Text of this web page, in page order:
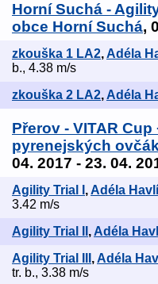
Horní Suchá -
obce Horní Suchá,
zkouška 1 LA2,Adéla
b., 4.38 m/s
zkouška 2 LA2, Adéla
Přerov - VITAR
pyrenejských
04. 2017 - 23. 04.
Agility Trial I ,Adéla
3.42 m/s
Agility Trial II , Adéla
Agility Trial III ,Adéla
tr. b., 3.38 m/s